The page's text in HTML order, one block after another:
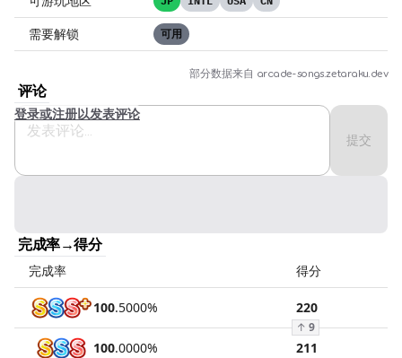
需要解锁 可用
部分数据来自 arcade-songs.zetaraku.dev
评论
提交
登录或注册以发表评论
完成率→得分
完成率 得分
100.5000% 220
↑ 9
100.0000% 211